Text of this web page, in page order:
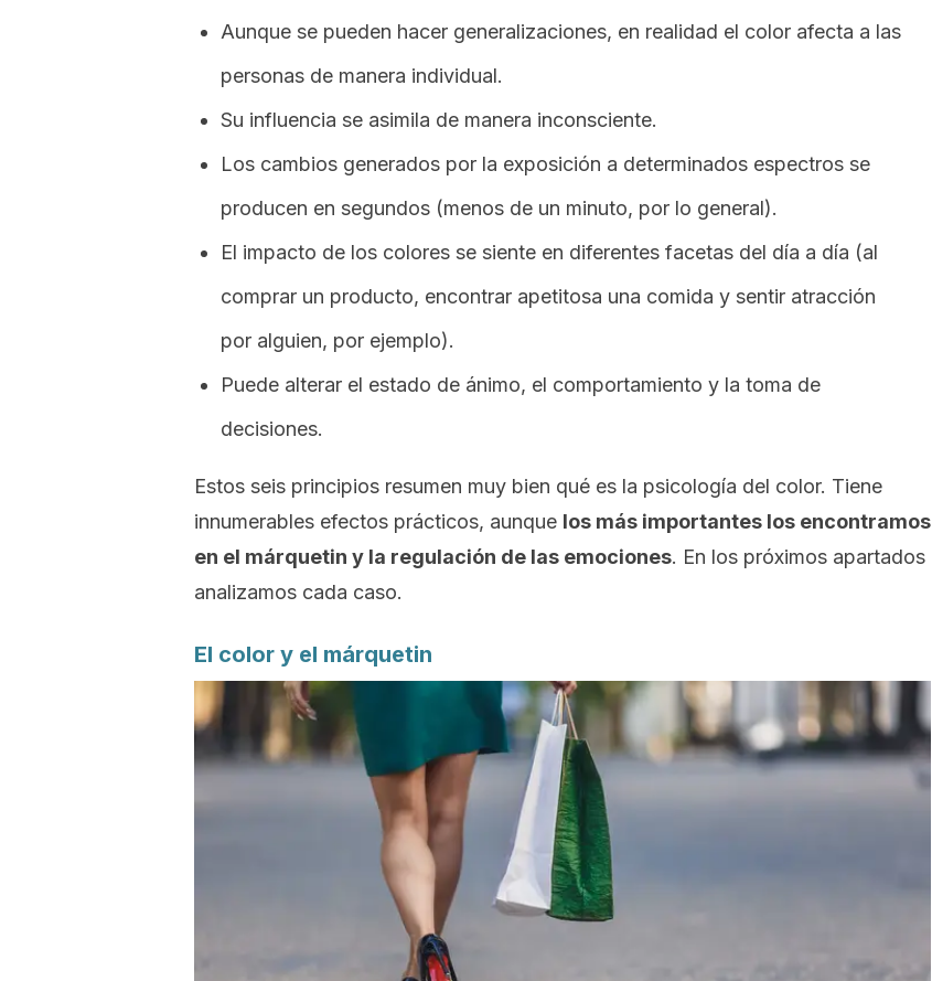
Aunque se pueden hacer generalizaciones, en realidad el color afecta a las
personas de manera individual.
Su influencia se asimila de manera inconsciente.
Los cambios generados por la exposición a determinados espectros se
producen en segundos (menos de un minuto, por lo general).
El impacto de los colores se siente en diferentes facetas del día a día (al
comprar un producto, encontrar apetitosa una comida y sentir atracción
por alguien, por ejemplo).
Puede alterar el estado de ánimo, el comportamiento y la toma de
decisiones.
Estos seis principios resumen muy bien qué es la psicología del color. Tiene
innumerables efectos prácticos, aunque los más importantes los encontramos
en el márquetin y la regulación de las emociones. En los próximos apartados
analizamos cada caso.
El color y el márquetin